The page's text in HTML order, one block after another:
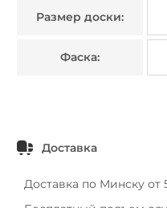
Доставка
Доставка по Минску
Размер доски:
Фаска: